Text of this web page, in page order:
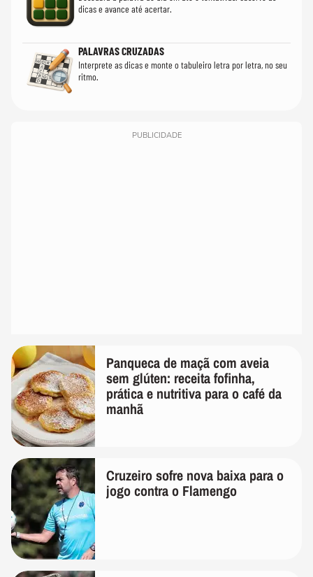
dicas e avance até acertar.
PALAVRAS CRUZADAS
Interprete as dicas e monte o tabuleiro letra por letra, no seu
ritmo.
PUBLICIDADE
Panqueca de maçã com aveia
sem glúten: receita fofinha,
prática e nutritiva para o café da
manhã
Cruzeiro sofre nova baixa para o
jogo contra o Flamengo